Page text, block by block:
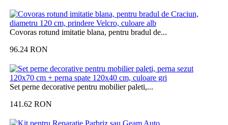
Covoras rotund imitatie blana, pentru bradul de...
96.24 RON
Set perne decorative pentru mobilier paleti,...
141.62 RON